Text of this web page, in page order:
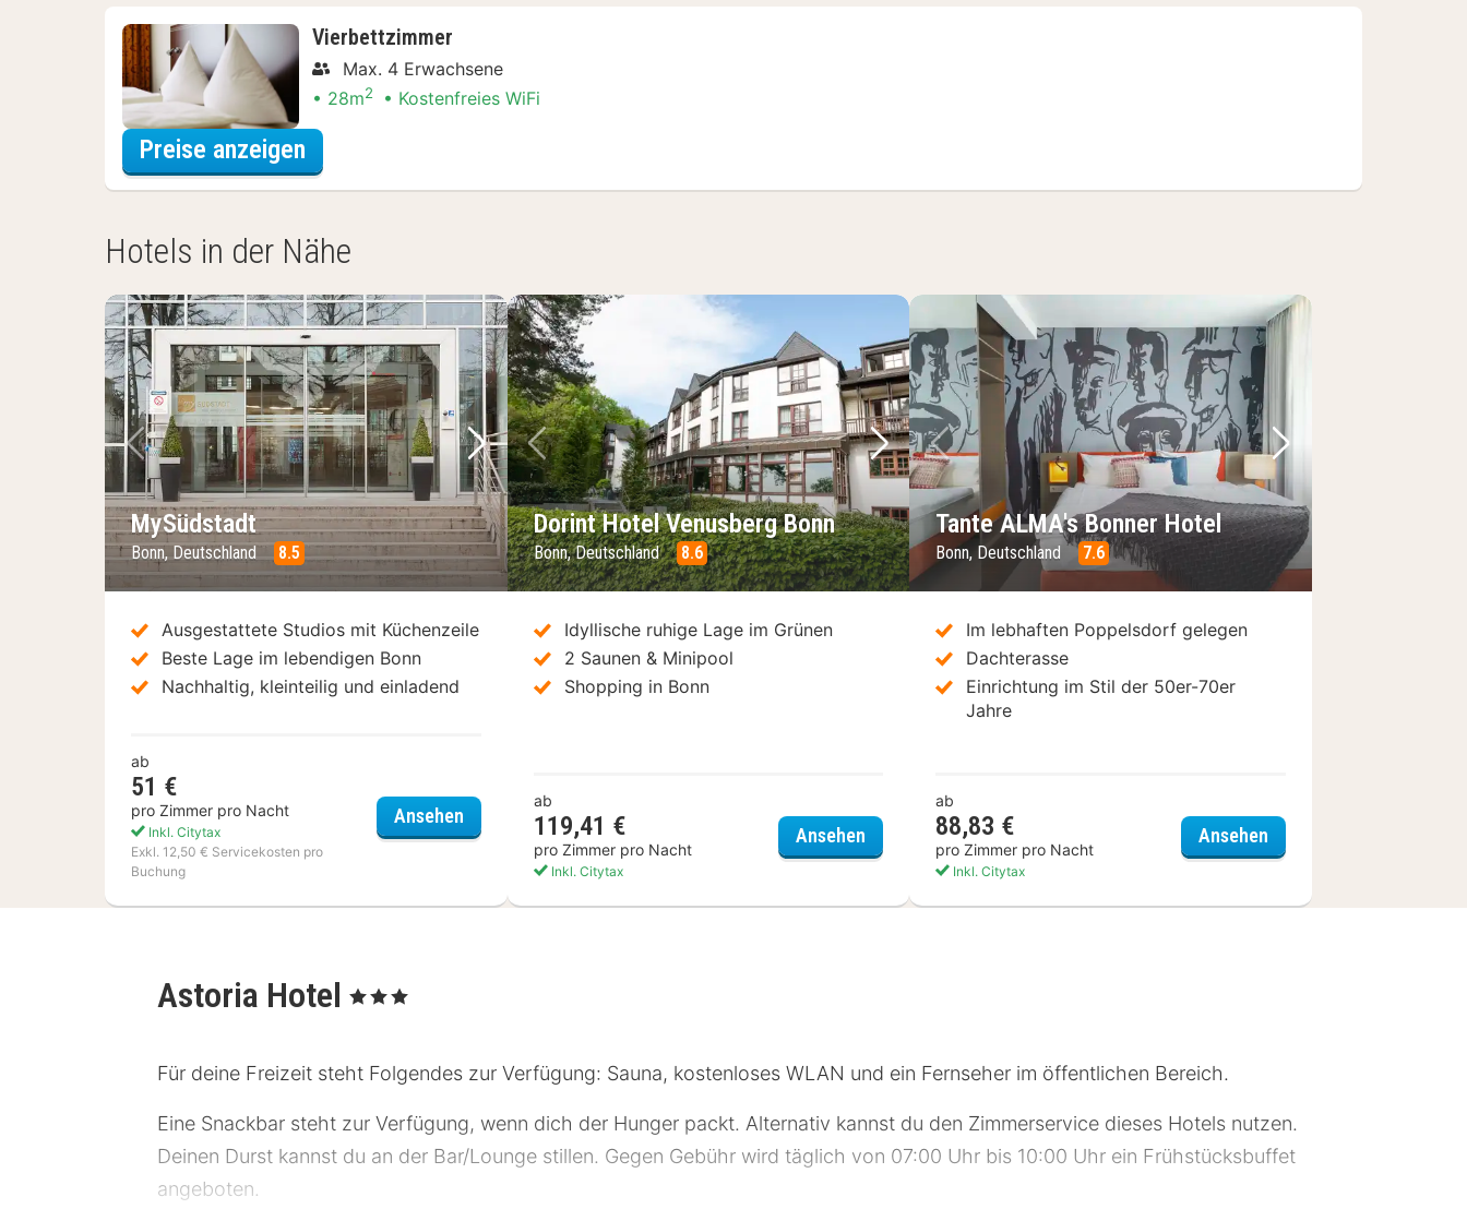
Vierbettzimmer
Max. 4 Erwachsene
28m2 Kostenfreies WiFi
Preise anzeigen
Hotels in der Nähe
Vorheriges Bild
Nächstes Bild
MySüdstadt
Bonn, Deutschland 8.5
Ausgestattete Studios mit Küchenzeile
Beste Lage im lebendigen Bonn
Nachhaltig, kleinteilig und einladend
ab
51 €
pro Zimmer pro Nacht
Inkl. Citytax
Exkl. 12,50 € Servicekosten pro
Buchung
AnsehenMySüdstadt
Vorheriges Bild
Nächstes Bild
Dorint Hotel Venusberg Bonn
Bonn, Deutschland 8.6
Idyllische ruhige Lage im Grünen
2 Saunen & Minipool
Shopping in Bonn
ab
119,41 €
pro Zimmer pro Nacht
Inkl. Citytax
Ansehen Dorint Hotel Venusberg Bonn
Vorheriges Bild
Nächstes Bild
Tante ALMA's Bonner Hotel
Bonn, Deutschland 7.6
Im lebhaften Poppelsdorf gelegen
Dachterasse
Einrichtung im Stil der 50er-70er
Jahre
ab
88,83 €
pro Zimmer pro Nacht
Inkl. Citytax
AnsehenTante ALMA's Bonner
Astoria Hotel , 3 Sterne
Für deine Freizeit steht Folgendes zur Verfügung: Sauna, kostenloses WLAN und ein Fernseher im öffentlichen Bereich.
Eine Snackbar steht zur Verfügung, wenn dich der Hunger packt. Alternativ kannst du den Zimmerservice dieses Hotels nutzen.
Deinen Durst kannst du an der Bar/Lounge stillen. Gegen Gebühr wird täglich von 07:00 Uhr bis 10:00 Uhr ein Frühstücksbuffet
angeboten.